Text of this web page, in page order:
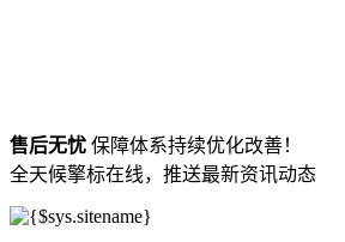
售后无忧 保障体系持续优化改善！
全天候擎标在线，推送最新资讯动态